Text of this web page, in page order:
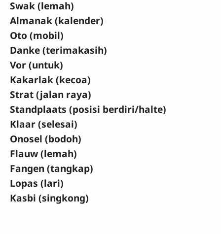
Swak (lemah)
Almanak (kalender)
Oto (mobil)
Danke (terimakasih)
Vor (untuk)
Kakarlak (kecoa)
Strat (jalan raya)
Standplaats (posisi berdiri/halte)
Klaar (selesai)
Onosel (bodoh)
Flauw (lemah)
Fangen (tangkap)
Lopas (lari)
Kasbi (singkong)